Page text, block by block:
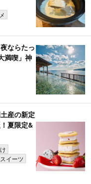
ならたっ
満喫」神
産の新定
夏限定&
スイーツ